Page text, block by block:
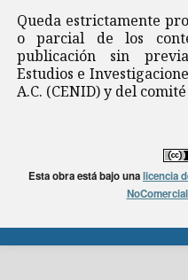
Queda estrictamente
o parcial de los
publicación sin
Estudios e
A.C. (CENID) y del
Esta obra está bajo unalicencia